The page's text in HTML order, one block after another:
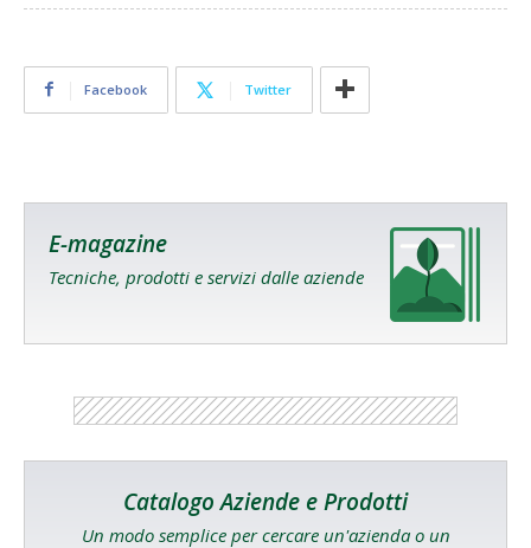
Facebook Twitter
E-magazine
Tecniche, prodotti e servizi dalle aziende
Catalogo Aziende e Prodotti
Un modo semplice per cercare un'azienda o un